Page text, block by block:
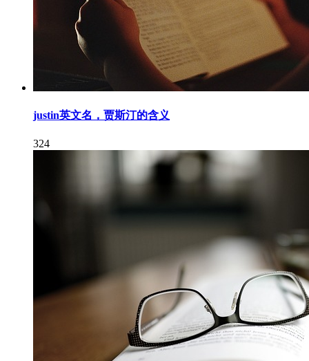
justin英文名，贾斯汀的含义
324